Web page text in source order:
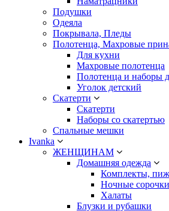
Подушки
Одеяла
Покрывала, Пледы
Полотенца, Махровые
Для кухни
Махровые полотенца
Полотенца и наборы
Уголок детский
Скатерти
Скатерти
Наборы со скатертью
Спальные мешки
Ivanka
ЖЕНЩИНАМ
Домашняя одежда
Комплекты,
Ночные сорочки
Халаты
Блузки и рубашки